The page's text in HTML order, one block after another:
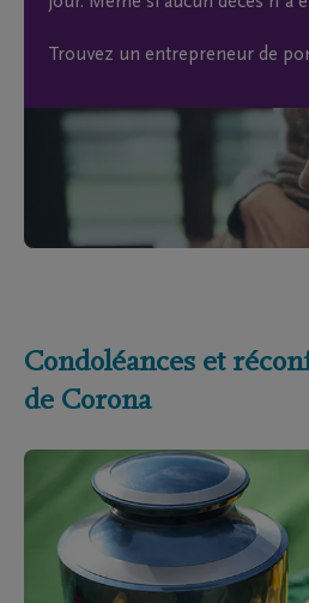
Trouvez un entrepreneur de
Condoléances et
de Corona